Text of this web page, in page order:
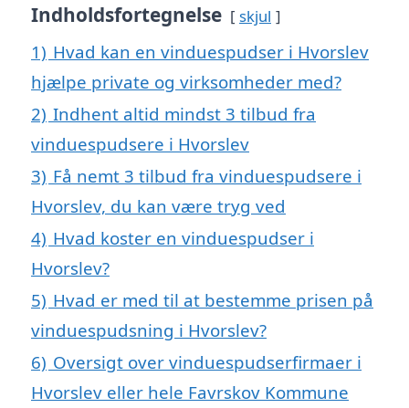
Indholdsfortegnelse skjul
1) Hvad kan en vinduespudser i Hvorslev
hjælpe private og virksomheder med?
2) Indhent altid mindst 3 tilbud fra
vinduespudsere i Hvorslev
3) Få nemt 3 tilbud fra vinduespudsere i
Hvorslev, du kan være tryg ved
4) Hvad koster en vinduespudser i
Hvorslev?
5) Hvad er med til at bestemme prisen på
vinduespudsning i Hvorslev?
6) Oversigt over vinduespudserfirmaer i
Hvorslev eller hele Favrskov Kommune